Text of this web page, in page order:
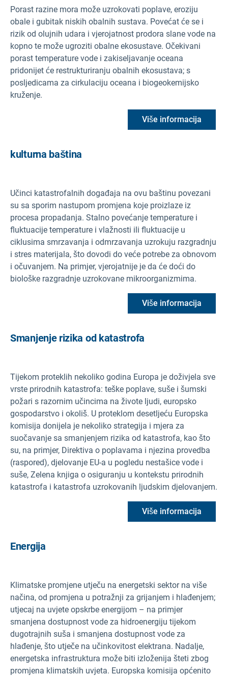
Porast razine mora može uzrokovati poplave, eroziju
obale i gubitak niskih obalnih sustava. Povećat će se i
rizik od olujnih udara i vjerojatnost prodora slane vode na
kopno te može ugroziti obalne ekosustave. Očekivani
porast temperature vode i zakiseljavanje oceana
pridonijet će restrukturiranju obalnih ekosustava; s
posljedicama za cirkulaciju oceana i biogeokemijsko
kruženje.
Više informacija
kulturna baština
Učinci katastrofalnih događaja na ovu baštinu povezani
su sa sporim nastupom promjena koje proizlaze iz
procesa propadanja. Stalno povećanje temperature i
fluktuacije temperature i vlažnosti ili fluktuacije u
ciklusima smrzavanja i odmrzavanja uzrokuju razgradnju
i stres materijala, što dovodi do veće potrebe za obnovom
i očuvanjem. Na primjer, vjerojatnije je da će doći do
biološke razgradnje uzrokovane mikroorganizmima.
Više informacija
Smanjenje rizika od katastrofa
Tijekom proteklih nekoliko godina Europa je doživjela sve
vrste prirodnih katastrofa: teške poplave, suše i šumski
požari s razornim učincima na živote ljudi, europsko
gospodarstvo i okoliš. U proteklom desetljeću Europska
komisija donijela je nekoliko strategija i mjera za
suočavanje sa smanjenjem rizika od katastrofa, kao što
su, na primjer, Direktiva o poplavama i njezina provedba
(raspored), djelovanje EU-a u pogledu nestašice vode i
suše, Zelena knjiga o osiguranju u kontekstu prirodnih
katastrofa i katastrofa uzrokovanih ljudskim djelovanjem.
Više informacija
Energija
Klimatske promjene utječu na energetski sektor na više
načina, od promjena u potražnji za grijanjem i hlađenjem;
utjecaj na uvjete opskrbe energijom – na primjer
smanjena dostupnost vode za hidroenergiju tijekom
dugotrajnih suša i smanjena dostupnost vode za
hlađenje, što utječe na učinkovitost elektrana. Nadalje,
energetska infrastruktura može biti izloženija šteti zbog
promjena klimatskih uvjeta. Europska komisija općenito